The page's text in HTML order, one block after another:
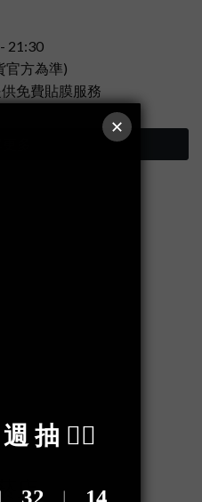
21:30
官方為準)
免費貼膜服務
店